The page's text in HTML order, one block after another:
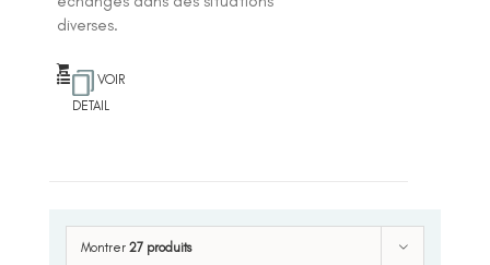
diverses.
VOIR
DETAIL
Montrer 27 produits